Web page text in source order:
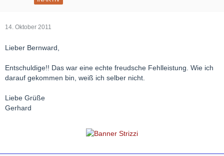
14. Oktober 2011
Lieber Bernward,
Entschuldige!! Das war eine echte freudsche Fehlleistung. Wie ich
darauf gekommen bin, weiß ich selber nicht.
Liebe Grüße
Gerhard